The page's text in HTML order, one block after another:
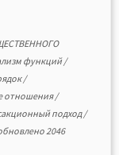
функций/
/
отношения/
подход/
2046